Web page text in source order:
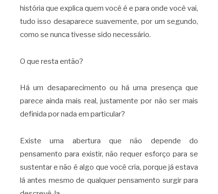
história que explica quem você é e para onde você vai,
tudo isso desaparece suavemente, por um segundo,
como se nunca tivesse sido necessário.
O que resta então?
Há um desaparecimento ou há uma presença que
parece ainda mais real, justamente por não ser mais
definida por nada em particular?
Existe uma abertura que não depende do
pensamento para existir, não requer esforço para se
sustentar e não é algo que você cria, porque já estava
lá antes mesmo de qualquer pensamento surgir para